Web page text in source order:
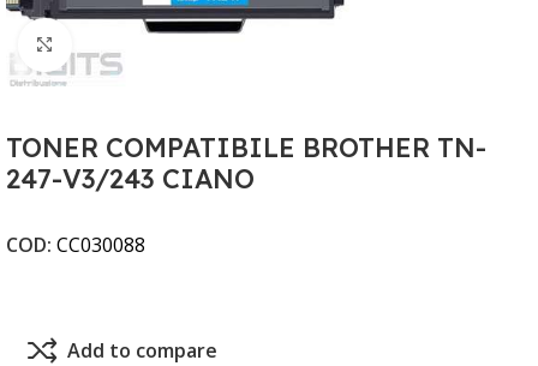
TONER COMPATIBILE BROTHER TN-
247-V3/243 CIANO
COD: CC030088
Add to compare